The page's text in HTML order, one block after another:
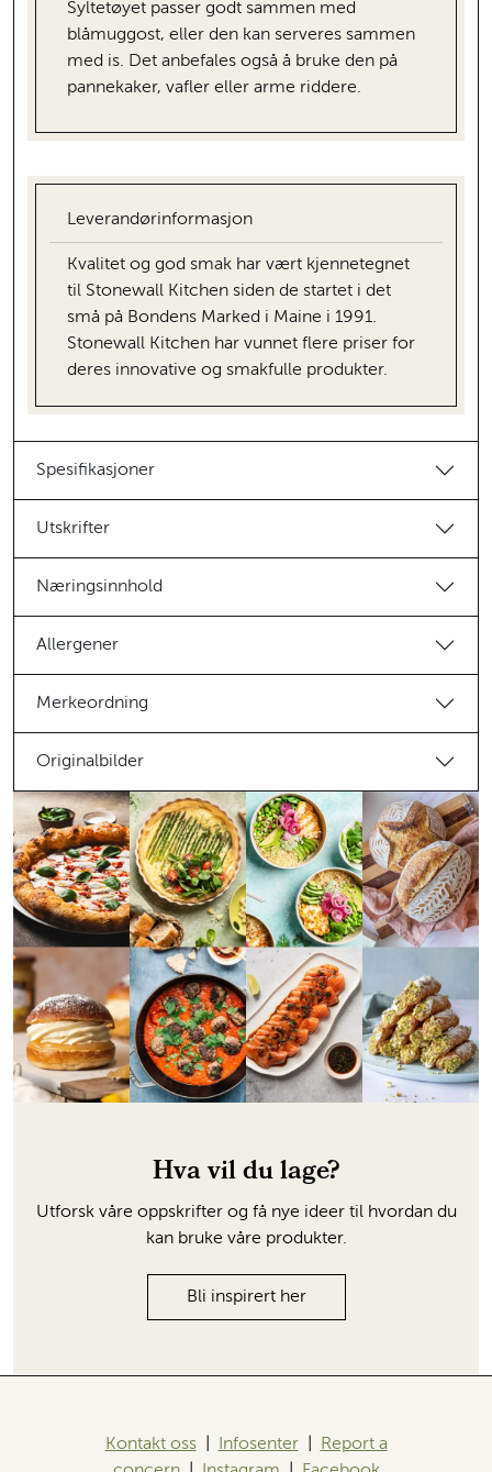
Syltetøyet passer godt sammen med
blåmuggost, eller den kan serveres sammen
med is. Det anbefales også å bruke den på
pannekaker, vafler eller arme riddere.
Leverandørinformasjon
Kvalitet og god smak har vært kjennetegnet
til Stonewall Kitchen siden de startet i det
små på Bondens Marked i Maine i 1991.
Stonewall Kitchen har vunnet flere priser for
deres innovative og smakfulle produkter.
Spesifikasjoner
Utskrifter
Næringsinnhold
Allergener
Merkeordning
Originalbilder
Hva vil du lage?
Utforsk våre oppskrifter og få nye ideer til hvordan du
kan bruke våre produkter.
Bli inspirert her
Kontakt oss| Infosenter|
Report a